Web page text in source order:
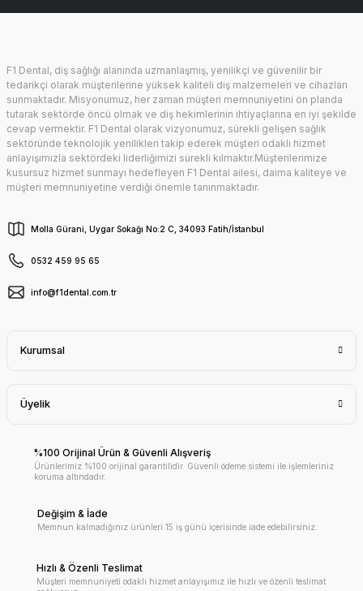
F1 Dental, diş sağlığı alanında uzmanlaşmış, yenilikçi ve güvenilir bir
tedarikçi olarak müşterilerine yüksek kaliteli diş malzemeleri ve cihazları
sunmaktadır. Misyonumuz, her zaman müşteri memnuniyetini ön planda
tutarak sektörde öncü olmak ve diş hekimlerinin ihtiyaçlarına en iyi şekilde
cevap vermektir. F1 Dental olarak vizyonumuz, sürekli gelişen sağlık
sektöründe teknolojik yenilikleri takip ederek müşteri odaklı hizmet
anlayışımızla sektördeki liderliğimizi sürekli kılmaktır.Müşterilerimize
kusursuz hizmet sunmayı hedefleyen F1 Dental ailesi, daima kaliteye ve
müşteri memnuniyetine verdiği önemle tanınmaktadır.
Molla Gürani, Uygar Sokağı No:2 C, 34093 Fatih/İstanbul
0532 459 95 65
info@f1dental.com.tr
Kurumsal
Üyelik
%100 Orijinal Ürün & Güvenli Alışveriş
Ürünlerimiz %100 orijinal garantilidir. Güvenli ödeme sistemi ile işlemleriniz
koruma altındadır.
Değişim & İade
Memnun kalmadığınız ürünleri 15 iş günü içerisinde iade edebilirsiniz.
Hızlı & Özenli Teslimat
Müşteri memnuniyeti odaklı hizmet anlayışımız ile hızlı ve özenli teslimat